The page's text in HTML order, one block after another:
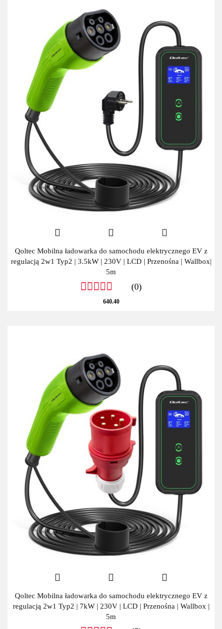
Qoltec Mobilna ładowarka do samochodu elektrycznego EV z
regulacją 2w1 Typ2 | 3.5kW | 230V | LCD | Przenośna | Wallbox|
5m
(0)
640.40
Qoltec Mobilna ładowarka do samochodu elektrycznego EV z
regulacją 2w1 Typ2 | 7kW | 230V | LCD | Przenośna | Wallbox |
5m